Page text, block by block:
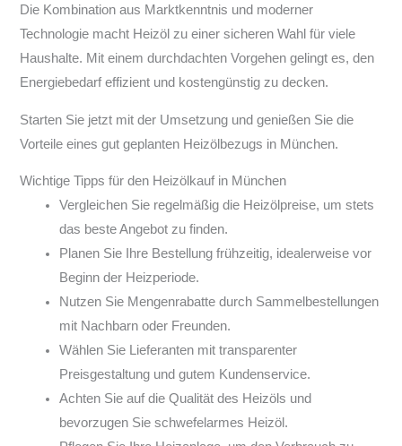
Die Kombination aus Marktkenntnis und moderner
Technologie macht Heizöl zu einer sicheren Wahl für viele
Haushalte. Mit einem durchdachten Vorgehen gelingt es, den
Energiebedarf effizient und kostengünstig zu decken.
Starten Sie jetzt mit der Umsetzung und genießen Sie die
Vorteile eines gut geplanten Heizölbezugs in München.
Wichtige Tipps für den Heizölkauf in München
Vergleichen Sie regelmäßig die Heizölpreise, um stets
das beste Angebot zu finden.
Planen Sie Ihre Bestellung frühzeitig, idealerweise vor
Beginn der Heizperiode.
Nutzen Sie Mengenrabatte durch Sammelbestellungen
mit Nachbarn oder Freunden.
Wählen Sie Lieferanten mit transparenter
Preisgestaltung und gutem Kundenservice.
Achten Sie auf die Qualität des Heizöls und
bevorzugen Sie schwefelarmes Heizöl.